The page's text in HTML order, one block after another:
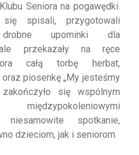
Seniora na pogawędki.
spisali, przygotowali
upominki dla
przekazały na ręce
całą torbę herbat,
piosenkę „My jesteśmy
się wspólnym
spotkanie,
dzieciom, jak i seniorom.